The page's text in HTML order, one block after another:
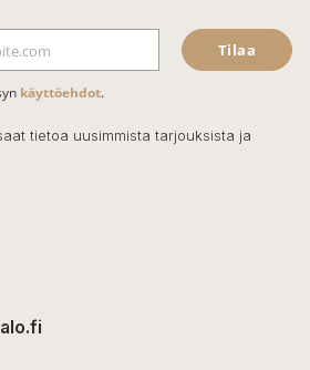
Tilaa
käyttöehdot.
tietoa uusimmista tarjouksista ja